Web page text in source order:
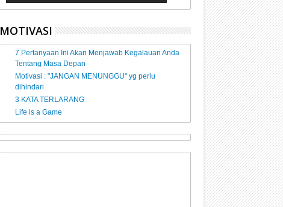
MOTIVASI
7 Pertanyaan Ini Akan Menjawab Kegalauan Anda
Tentang Masa Depan
Motivasi : "JANGAN MENUNGGU" yg perlu
dihindari
3 KATA TERLARANG
Life is a Game